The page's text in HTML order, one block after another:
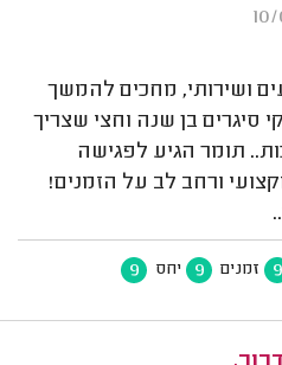
ושירותי, מחכים להמשך
סיגרים בן שנה וחצי שצריך
תומר הגיע לפגישה
ורחב לב על הזמנים!
9 זמנים 9 יחס 9